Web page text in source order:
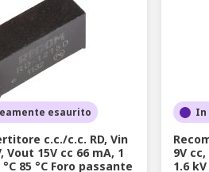
esaurito
c.c./c.c. RD, Vin
Vout 15V cc 66 mA, 1
85 °C Foro passante
In
9V
1.6